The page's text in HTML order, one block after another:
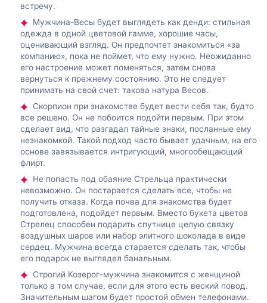
встречу.
Мужчина-Весы будет выглядеть как денди: стильная
одежда в одной цветовой гамме, хорошие часы,
оценивающий взгляд. Он предпочтет знакомиться «за
компанию», пока не поймет, что ему нужно. Неожиданно
его настроение может поменяться, затем снова
вернуться к прежнему состоянию. Это не следует
принимать на свой счет: такова натура Весов.
Скорпион при знакомстве будет вести себя так, будто
все решено. Он не побоится подойти первым. При этом
сделает вид, что разгадал тайные знаки, посланные ему
незнакомкой. Такой подход часто бывает удачным, на его
основе завязывается интригующий, многообещающий
флирт.
Не попасть под обаяние Стрельца практически
невозможно. Он постарается сделать все, чтобы не
получить отказа. Когда почва для знакомства будет
подготовлена, подойдет первым. Вместо букета цветов
Стрелец способен подарить спутнице целую связку
воздушных шаров или набор элитного шоколада в виде
сердец. Мужчина всегда старается сделать так, чтобы
его подарок не выглядел банальным.
Строгий Козерог-мужчина знакомится с женщиной
только в том случае, если для этого есть веский повод.
Значительным шагом будет простой обмен телефонами.